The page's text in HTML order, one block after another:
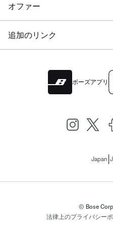
オファー
追加のリンク
ボーズアプリ
Japan
© Bose
法律上のプライバシー